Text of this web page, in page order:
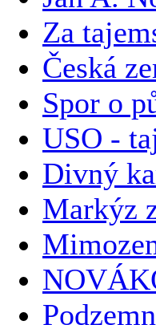
Za
Česká
Spor o
USO -
Divný
Markýz